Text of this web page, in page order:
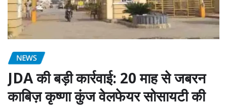
NEWS
JDA की बड़ी कार्रवाई: 20 माह से जबरन
काबिज़ कृष्णा कुंज वेलफेयर सोसायटी की